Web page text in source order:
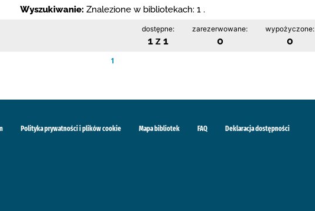
Wyszukiwanie: Znalezione w bibliotekach: 1 .
dostępne:
1 z 1
zarezerwowane:
0
wypożyczone:
0
1
Polityka prywatności i plików cookie Mapa bibliotek FAQ Deklaracja dostępności